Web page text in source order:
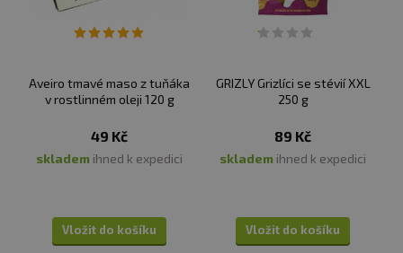
Aveiro tmavé maso z tuňáka
v rostlinném oleji 120 g
49 Kč
skladem ihned k expedici
Vložit do košíku
GRIZLY Grizlíci se stévií XXL
250 g
89 Kč
skladem ihned k expedici
Vložit do košíku